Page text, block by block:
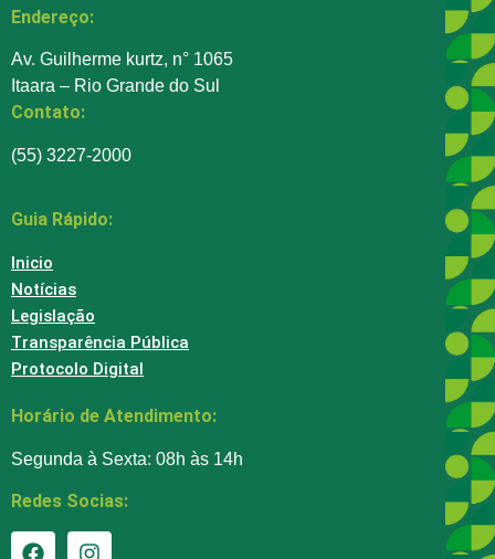
Endereço:
Av. Guilherme kurtz, n° 1065
Itaara – Rio Grande do Sul
Contato:
(55) 3227-2000
Guia Rápido:
Inicio
Notícias
Legislação
Transparência Pública
Protocolo Digital
Horário de Atendimento:
Segunda à Sexta: 08h às 14h
Redes Socias: